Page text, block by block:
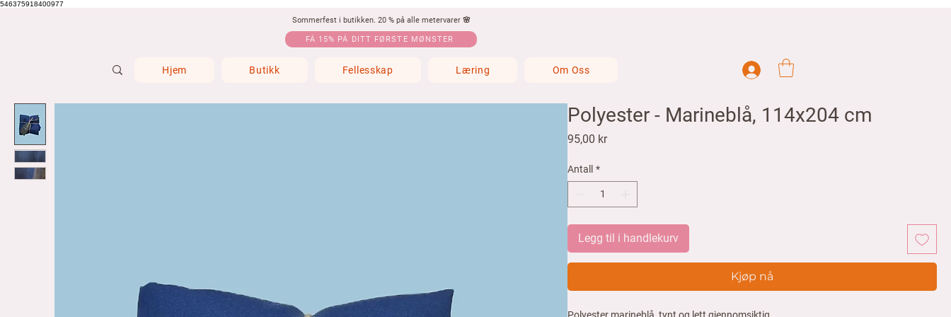
546375918400977
Sommerfest i butikken. 20 % på alle metervarer 🌸
FÅ 15% PÅ DITT FØRSTE MØNSTER
Hjem Butikk Fellesskap Læring Om Oss
Polyester - Marineblå, 114x204 cm
95,00 krPris
Antall *
Legg til i handlekurv
Kjøp nå